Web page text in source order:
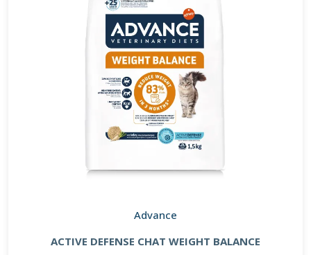
Advance
ACTIVE DEFENSE CHAT WEIGHT BALANCE